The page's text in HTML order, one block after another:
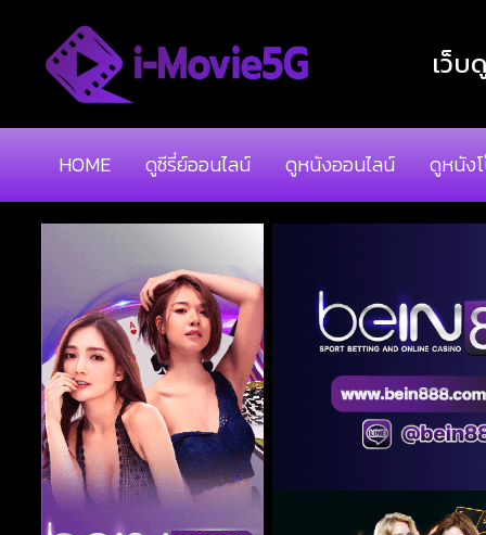
เว็บ
HOME ดูซีรี่ย์ออนไลน์ ดูหนังออนไลน์ ดูหนัง